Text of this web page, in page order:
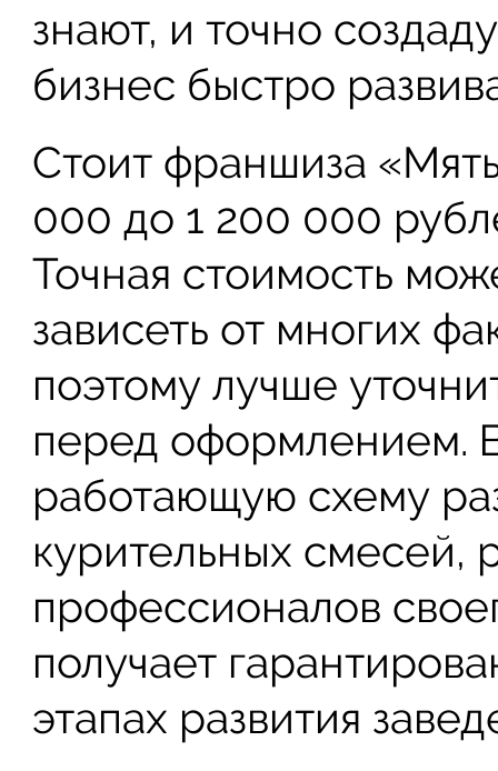
знают, и точно
бизнес быстро
Стоит франшиза
000 до 1 200 000
Точная стоимость
зависеть от многих
поэтому лучше
перед оформлением.
работающую схему
курительных смесей,
профессионалов
получает
этапах развития